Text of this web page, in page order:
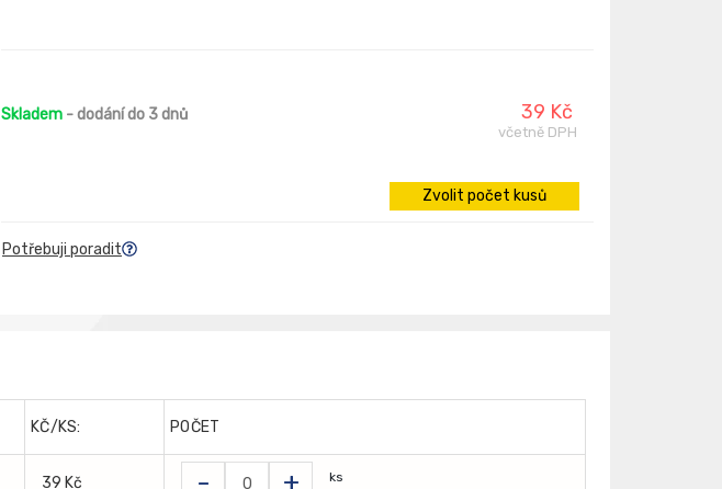
Skladem - dodání do 3 dnů 39 Kč
včetně DPH
Zvolit počet kusů
Potřebuji poradit
KČ/KS: POČET
39 Kč - + ks